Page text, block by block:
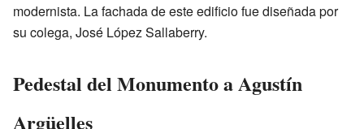
modernista. La fachada de este edificio fue diseñada por
su colega, José López Sallaberry.
Pedestal del Monumento a Agustín
Argüelles